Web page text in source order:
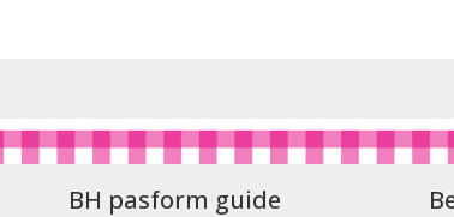
BH pasform guide